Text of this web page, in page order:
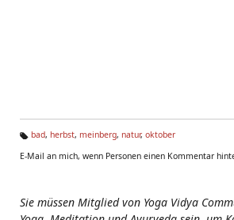
g
bad, herbst, meinberg, natur, oktober
E-Mail an mich, wenn Personen einen Kommentar
Sie müssen Mitglied von Yoga Vidya